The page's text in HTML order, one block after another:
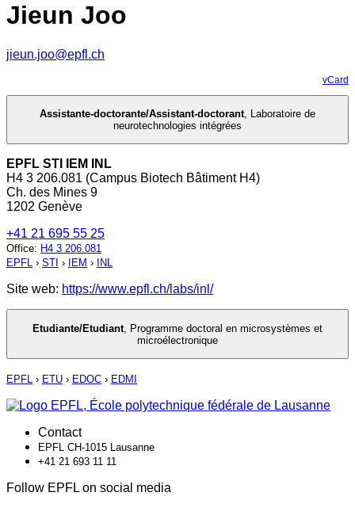
Jieun Joo
jieun.joo@epfl.ch
vCard
Assistante-doctorante/Assistant-doctorant, Laboratoire de
neurotechnologies intégrées
EPFL STI IEM INL
H4 3 206.081 (Campus Biotech Bâtiment H4)
Ch. des Mines 9
1202 Genève
+41 21 695 55 25
Office: H4 3 206.081
EPFL › STI › IEM › INL
Site web: https://www.epfl.ch/labs/inl/
Etudiante/Etudiant Programme doctoral en microsystèmes et
microélectronique
EPFL › ETU › EDOC › EDMI
Contact
EPFL CH-1015 Lausanne
+41 21 693 11 11
Follow EPFL on social media